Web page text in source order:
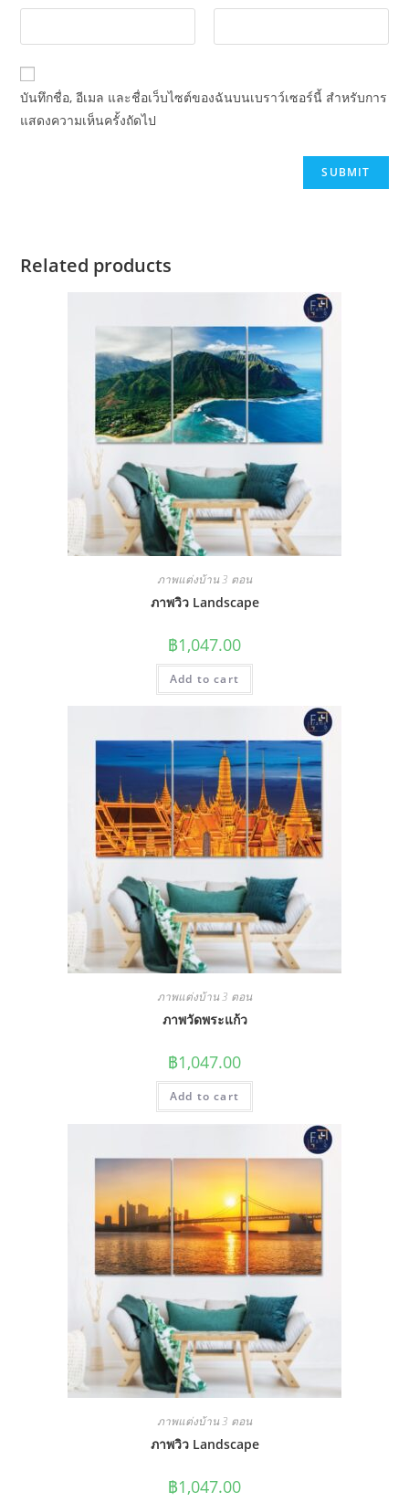
บันทึกชื่อ, อีเมล และชื่อเว็บไซต์ของฉันบนเบราว์เซอร์นี้ สำหรับการ
แสดงความเห็นครั้งถัดไป
Related products
ภาพแต่งบ้าน 3 ตอน
ภาพวิว Landscape
฿1,047.00
Add to cart
ภาพแต่งบ้าน 3 ตอน
ภาพวัดพระแก้ว
฿1,047.00
Add to cart
ภาพแต่งบ้าน 3 ตอน
ภาพวิว Landscape
฿1,047.00